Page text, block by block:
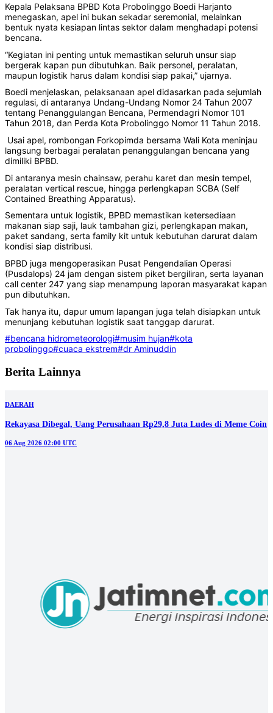
‎Kepala Pelaksana BPBD Kota Probolinggo Boedi Harjanto
menegaskan, apel ini bukan sekadar seremonial, melainkan
bentuk nyata kesiapan lintas sektor dalam menghadapi potensi
bencana.
‎‎“Kegiatan ini penting untuk memastikan seluruh unsur siap
bergerak kapan pun dibutuhkan. Baik personel, peralatan,
maupun logistik harus dalam kondisi siap pakai,” ujarnya.
‎‎Boedi menjelaskan, pelaksanaan apel didasarkan pada sejumlah
regulasi, di antaranya Undang-Undang Nomor 24 Tahun 2007
tentang Penanggulangan Bencana, Permendagri Nomor 101
Tahun 2018, dan Perda Kota Probolinggo Nomor 11 Tahun 2018.
‎‎ Usai apel, rombongan Forkopimda bersama Wali Kota meninjau
langsung berbagai peralatan penanggulangan bencana yang
dimiliki BPBD.
‎‎Di antaranya mesin chainsaw, perahu karet dan mesin tempel,
peralatan vertical rescue, hingga perlengkapan SCBA (Self
Contained Breathing Apparatus).
‎‎Sementara untuk logistik, BPBD memastikan ketersediaan
makanan siap saji, lauk tambahan gizi, perlengkapan makan,
paket sandang, serta family kit untuk kebutuhan darurat dalam
kondisi siap distribusi.
‎‎BPBD juga mengoperasikan Pusat Pengendalian Operasi
(Pusdalops) 24 jam dengan sistem piket bergiliran, serta layanan
call center 247 yang siap menampung laporan masyarakat kapan
pun dibutuhkan.
‎‎Tak hanya itu, dapur umum lapangan juga telah disiapkan untuk
menunjang kebutuhan logistik saat tanggap darurat.
#bencana hidrometeorologi#musim hujan#kota
probolinggo#cuaca ekstrem#dr Aminuddin
Berita Lainnya